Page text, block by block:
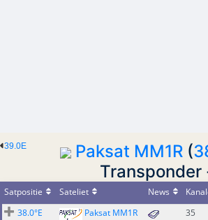
39.0E Paksat MM1R (
Transponder
Satpositie Sateliet News
38.0°E
Paksat MM1R 35